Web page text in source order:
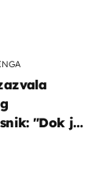
"Dok je